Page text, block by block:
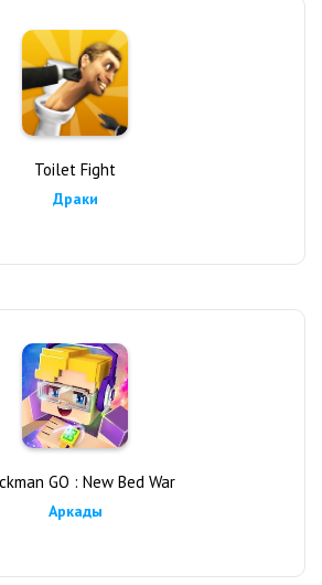
Toilet Fight
Драки
GO : New Bed War
Аркады